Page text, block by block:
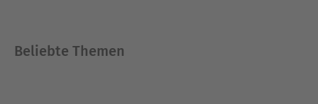
Beliebte Themen